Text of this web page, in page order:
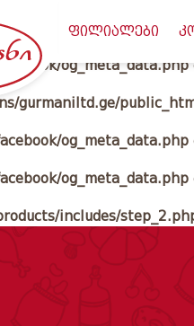
on line202
og_meta_data.php
gurmaniltd.ge/
og_meta_data.php
og_meta_data.php
ფილიალები
includes/